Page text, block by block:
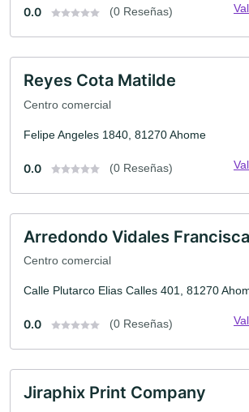
0.0 (0 Reseñas)
Reyes Cota Matilde
Centro comercial
Felipe Angeles 1840, 81270 Ahome
0.0 (0 Reseñas)
Arredondo Vidales Francisca
Centro comercial
Calle Plutarco Elias Calles 401, 81270
0.0 (0 Reseñas)
Jiraphix Print Company